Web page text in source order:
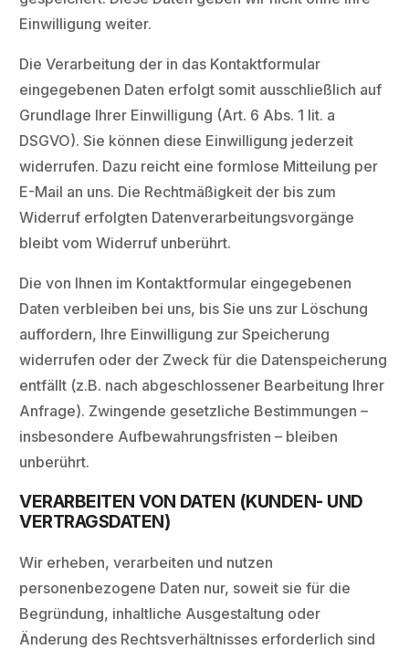
Einwilligung weiter.
Die Verarbeitung der in das Kontaktformular
eingegebenen Daten erfolgt somit ausschließlich auf
Grundlage Ihrer Einwilligung (Art. 6 Abs. 1 lit. a
DSGVO). Sie können diese Einwilligung jederzeit
widerrufen. Dazu reicht eine formlose Mitteilung per
E-Mail an uns. Die Rechtmäßigkeit der bis zum
Widerruf erfolgten Datenverarbeitungsvorgänge
bleibt vom Widerruf unberührt.
Die von Ihnen im Kontaktformular eingegebenen
Daten verbleiben bei uns, bis Sie uns zur Löschung
auffordern, Ihre Einwilligung zur Speicherung
widerrufen oder der Zweck für die Datenspeicherung
entfällt (z.B. nach abgeschlossener Bearbeitung Ihrer
Anfrage). Zwingende gesetzliche Bestimmungen –
insbesondere Aufbewahrungsfristen – bleiben
unberührt.
VERARBEITEN VON DATEN (KUNDEN- UND
VERTRAGSDATEN)
Wir erheben, verarbeiten und nutzen
personenbezogene Daten nur, soweit sie für die
Begründung, inhaltliche Ausgestaltung oder
Änderung des Rechtsverhältnisses erforderlich sind